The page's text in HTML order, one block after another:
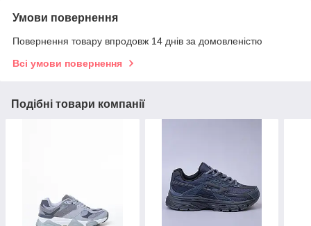
Умови повернення
Повернення товару впродовж 14 днів за домовленістю
Всі умови повернення
Подібні товари компанії